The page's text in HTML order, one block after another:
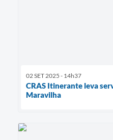
02 SET 2025 - 14h37
CRAS Itinerante leva
Maravilha